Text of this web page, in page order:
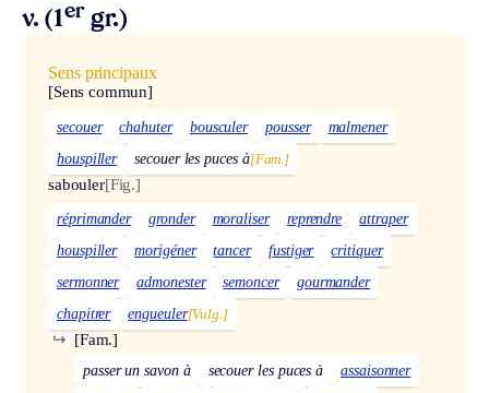
v. (1er gr.)
Sens principaux
[Sens commun]
secouer chahuter bousculer pousser
malmener
houspiller
secouer les puces à[Fam.]
sabouler[Fig.]
réprimander gronder moraliser reprendre
attraper
houspiller
morigéner tancer fustiger
critiquer
sermonner
admonester semoncer
gourmander
chapitrer
engueuler[Vulg.]
[Fam.]
↪
passer un savon à secouer les puces à
assaisonner